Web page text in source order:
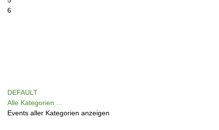
6
DEFAULT
Alle Kategorien ...
Events aller Kategorien anzeigen